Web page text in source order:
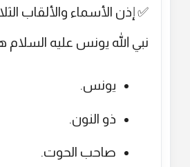
✅ إذن الأسماء والألقاب
نبي الله يونس عليه السلام
يونس.
ذو النون.
صاحب الحوت.